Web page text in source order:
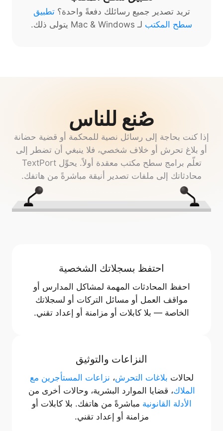
تريد تصدير جميع رسائلك دفعةً واحدة؟تطبيق
سطح المكتب لـ Mac & Windows يتولى ذلك.
صُنع للناس
إذا كنت بحاجة إلى رسائل نصية للمحكمة أو قضية حضانة
أو بلاغ تحرش أو خلاف شخصي، فلا ينبغي أن تضطر إلى
تعلّم برامج سطح مكتب معقدة أولاً. يحوِّل TextPort
محادثاتك إلى ملفات تصدير أنيقة مباشرةً من هاتفك.
احتفظ بسجلاتك الشخصية
احفظ المحادثات المهمة لمشاكل المدارس أو
مواقف العمل أو مسائل التركات أو لسجلاتك
الخاصة — بلا كابلات أو مزامنة أو إعداد تقني.
النزاعات والتوثيق
لحالات بلاغات التحرش، نزاعات المستأجرين مع
الملاك، قضايا الموارد البشرية، وحالات أخرى من
الأدلة القانونية مباشرةً من هاتفك. بلا كابلات أو
مزامنة أو إعداد تقني.